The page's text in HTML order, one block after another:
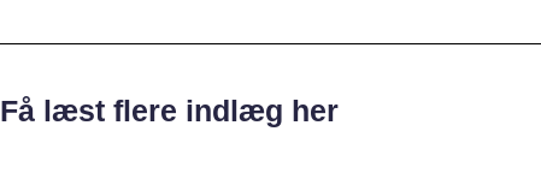
Få læst flere indlæg her